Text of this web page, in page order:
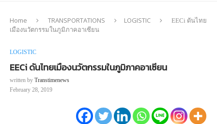
Home TRANSPORTATIONS LOGISTIC
EECi ดันไทย
เมืองนวัตกรรมในภูมิภาคอาเซียน
LOGISTIC
EECi ดันไทยเมืองนวัตกรรมในภูมิภาคอาเซียน
written by Transtimenews
February 28, 2019